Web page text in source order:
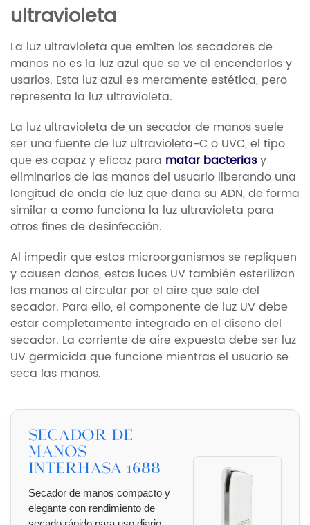
ultravioleta
La luz ultravioleta que emiten los secadores de
manos no es la luz azul que se ve al encenderlos y
usarlos. Esta luz azul es meramente estética, pero
representa la luz ultravioleta.
La luz ultravioleta de un secador de manos suele
ser una fuente de luz ultravioleta-C o UVC, el tipo
que es capaz y eficaz para matar bacteriasy
eliminarlos de las manos del usuario liberando una
longitud de onda de luz que daña su ADN, de forma
similar a como funciona la luz ultravioleta para
otros fines de desinfección.
Al impedir que estos microorganismos se repliquen
y causen daños, estas luces UV también esterilizan
las manos al circular por el aire que sale del
secador. Para ello, el componente de luz UV debe
estar completamente integrado en el diseño del
secador. La corriente de aire expuesta debe ser luz
UV germicida que funcione mientras el usuario se
seca las manos.
Secador de
manos
Interhasa 1688
Secador de manos compacto y
elegante con rendimiento de